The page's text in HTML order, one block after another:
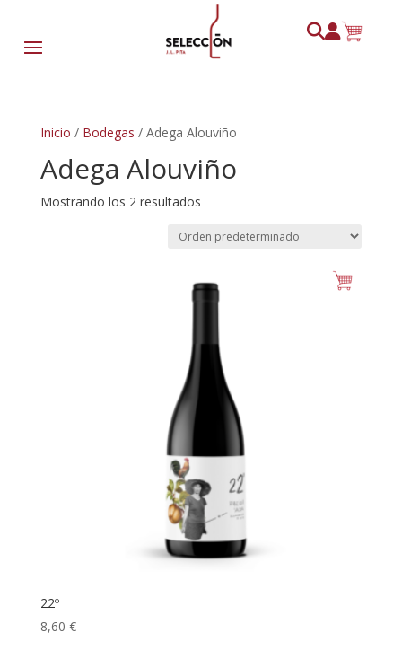
Inicio / Bodegas / Adega Alouviño
Adega Alouviño
Mostrando los 2 resultados
22º
8,60 €